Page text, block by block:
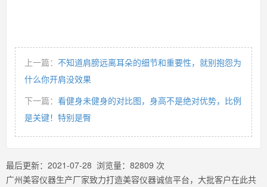
上一篇： 不知道肩膀远离耳朵的细节和重要性，就别抱怨为
什么你开肩没效果
下一篇： 看健身未健身的对比图，身高不是绝对优势，比例
是关键！特别是臀
最后更新： 2021-07-28 浏览量： 82809 次
广州美容仪器生产厂家致力打造美容仪器诚信平台，大批客户在此共